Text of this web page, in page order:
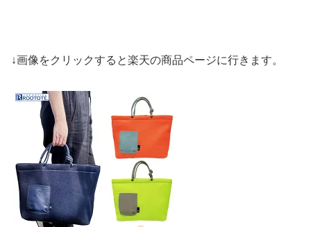
↓画像をクリックすると楽天の商品ページに行きます。